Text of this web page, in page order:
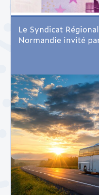
Le Syndicat
Normandie invité